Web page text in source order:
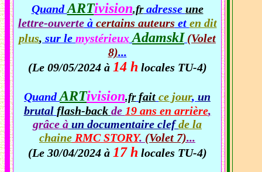
QuandARTivision.fradresse une
lettre-ouverteà certains auteurs et en dit
plus, sur le mystérieux AdamskI (Volet
8)...
(Le 09/05/2024 à 14 h locales TU-4)
QuandARTivision.fr fait ce jour, un
brutal flash-back de 19 ans en arrière,
grâce à un documentaire clefde la
chaine RMC STORY. (Volet 7)...
(Le 30/04/2024 à 17 h locales TU-4)